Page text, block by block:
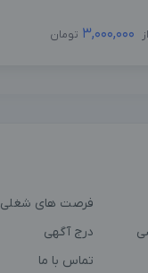
3,000,000 تومان
فرصت های شغلی
درج آگهی
تماس با ما